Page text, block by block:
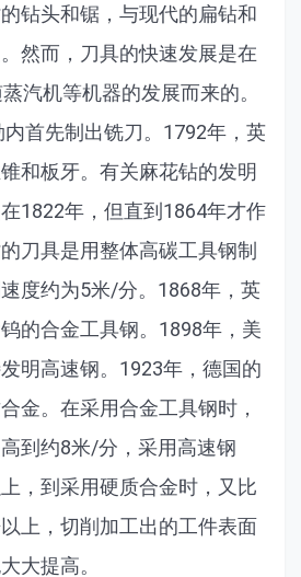
钻头和锯，与现代的扁钻和
然而，刀具的快速发展是在
汽机等机器的发展而来的。
首先制出铣刀。1792年，英
和板牙。有关麻花钻的发明
1822年，但直到1864年才作
刀具是用整体高碳工具钢制
度约为5米/分。1868年，英
的合金工具钢。1898年，美
明高速钢。1923年，德国的
金。在采用合金工具钢时，
到约8米/分，采用高速钢
，到采用硬质合金时，又比
上，切削加工出的工件表面
大提高。